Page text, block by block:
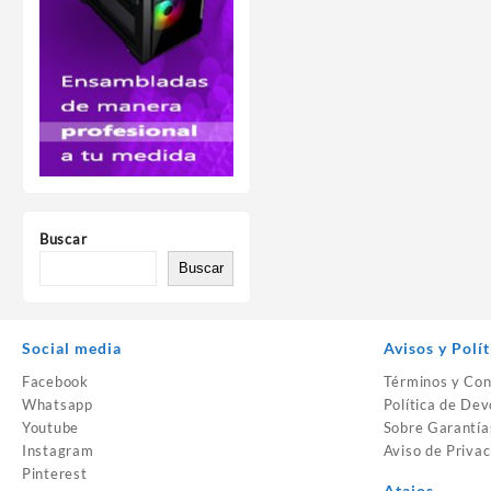
Buscar
Buscar
Social media
Facebook
Whatsapp
Youtube
Instagram
Pinterest
Avisos y
Términos y
Política de
Sobre
Aviso de